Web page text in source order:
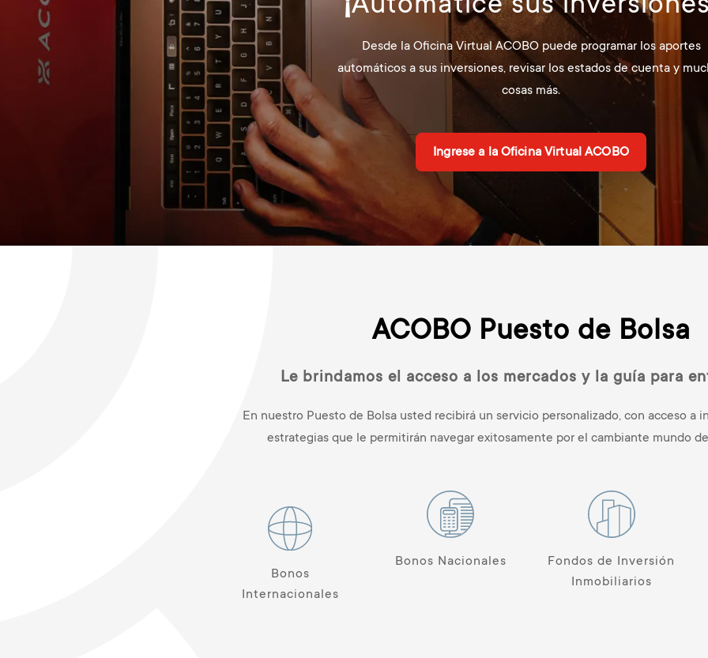
Desde la Oficina Virtual ACOBO puede programar los aportes
automáticos a sus inversiones, revisar los estados de cuenta y
cosas más.
Ingrese a la Oficina Virtual ACOBO
ACOBO Puesto de Bolsa
Le brindamos el acceso a los mercados y la guía para
En nuestro Puesto de Bolsa usted recibirá un servicio personalizado, con acceso a
estrategias que le permitirán navegar exitosamente por el cambiante mundo
Bonos
Internacionales
Bonos Nacionales
Fondos de Inversión
Inmobiliarios